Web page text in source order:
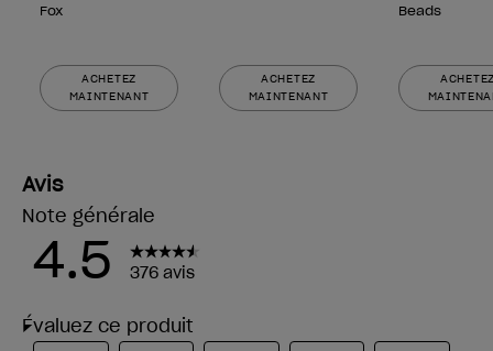
Fox
ACHETEZ
MAINTENANT
ACHETEZ
MAINTENANT
Beads